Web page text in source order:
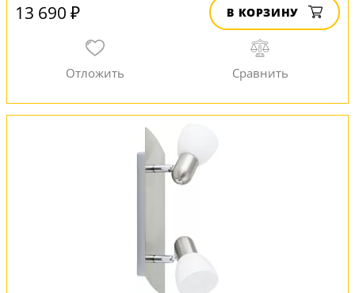
13 690 ₽ В КОРЗИНУ